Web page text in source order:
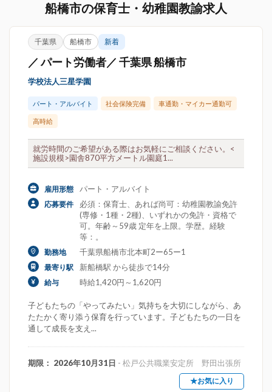
船橋市の保育士・幼稚園教諭求人
千葉県 船橋市 新着
／ パート労働者／ 千葉県 船橋市
学校法人三星学園
パート・アルバイト 社会保険完備 車通勤・マイカー通勤可
高時給
就労時間のご希望がある際はお気軽にご相談ください。<
施設規模>園舎870平方メートル園庭1...
雇用形態 パート・アルバイト
応募要件
必須：保育士、あれば尚可：幼稚園教諭免許
(専修・1種・2種)、いずれかの免許・資格で
可。年齢～59歳 定年を上限。学歴。経験
等：。
勤務地 千葉県船橋市北本町2ー65ー1
最寄り駅 新船橋駅 から徒歩で14分
給与 時給1,420円～1,620円
子どもたちの「やってみたい」気持ちを大切にしながら、あ
たたかく寄り添う保育を行っています。子どもたちの一日を
通して成長を支え...
期限： 2026年10月31日 - 松戸公共職業安定所 野田出張所
★お気に入り